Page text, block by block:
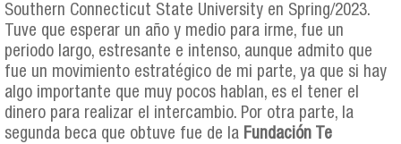
Southern Connecticut State University en Spring/2023.
Tuve que esperar un año y medio para irme, fue un
periodo largo, estresante e intenso, aunque admito que
fue un movimiento estratégico de mi parte, ya que si hay
algo importante que muy pocos hablan, es el tener el
dinero para realizar el intercambio. Por otra parte, la
segunda beca que obtuve fue de la Fundación Te